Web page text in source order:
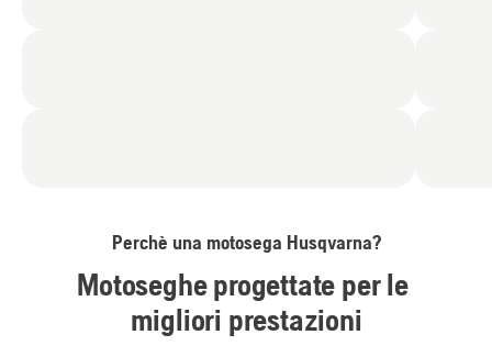
Perchè una motosega Husqvarna?
Motoseghe progettate per le
migliori prestazioni